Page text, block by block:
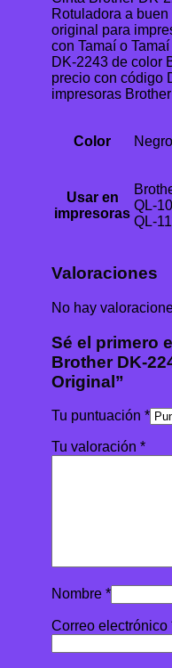
Rotuladora a
original para
con Tamaí o
DK-2243 de color
precio con código
impresoras
Color Negro
Usar en
impresoras
QL-
QL-
Valoraciones
No hay
Sé el primero
Brother DK-
Original”
Tu puntuación *
Tu valoración *
Nombre *
Correo electrónico